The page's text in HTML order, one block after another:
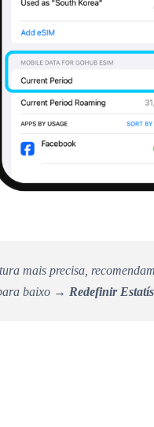
mais precisa,
baixo → Redefinir